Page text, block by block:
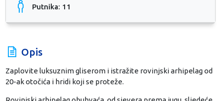
Putnika: 11
Opis
Zaplovite luksuznim gliserom i istražite rovinjski arhipelag od
20-ak otočića i hridi koji se proteže.